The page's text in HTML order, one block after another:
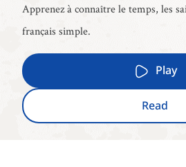
Apprenez à connaître le temps, les
français simple.
Play
Read